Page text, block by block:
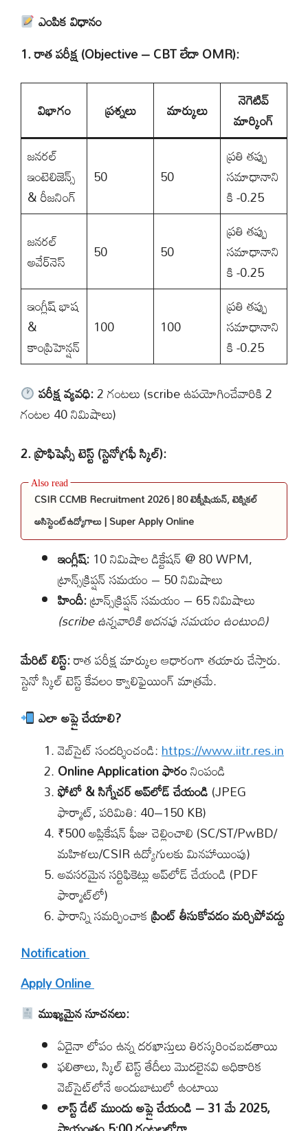
ఎంపిక విధానం
1. రాత పరీక్ష (Objective – CBT లేదా OMR):
విభాగం ప్రశ్నలు మార్కులు
నెగెటివ్
మార్కింగ్
జనరల్
ఇంటెలిజెన్స్
& రీజనింగ్
50 50
ప్రతి తప్పు
సమాధానాని
కి -0.25
జనరల్
అవేర్‌నెస్
50 50
ప్రతి తప్పు
సమాధానాని
కి -0.25
ఇంగ్లీష్ భాష
&
కాంప్రిహెన్షన్
100 100
ప్రతి తప్పు
సమాధానాని
కి -0.25
పరీక్ష వ్యవధి:2 గంటలు (scribe ఉపయోగించేవారికి 2
గంటల 40 నిమిషాలు)
2. ప్రొఫిషెన్సీ టెస్ట్ (స్టెనోగ్రఫీ స్కిల్):
CSIR CCMB Recruitment 2026 | 80 టెక్నీషియన్, టెక్నికల్
అసిస్టెంట్ఉద్యోగాలు | Super Apply Online
ఇంగ్లీష్:10 నిమిషాల డిక్టేషన్ @ 80 WPM,
ట్రాన్స్‌క్రిప్షన్ సమయం – 50 నిమిషాలు
హిందీ:ట్రాన్స్‌క్రిప్షన్ సమయం – 65 నిమిషాలు
(scribe ఉన్నవారికి అదనపు సమయం ఉంటుంది)
మేరిట్ లిస్ట్:రాత పరీక్ష మార్కుల ఆధారంగా తయారు చేస్తారు.
స్టెనో స్కిల్ టెస్ట్ కేవలం క్వాలిఫైయింగ్ మాత్రమే.
ఎలా అప్లై చేయాలి?
వెబ్‌సైట్ సందర్శించండి:https://www.iitr.res.in
Online Application ఫారంనింపండి
ఫోటో & సిగ్నేచర్ అప్‌లోడ్ చేయండి(JPEG
ఫార్మాట్, పరిమితి: 40–150 KB)
₹500 అప్లికేషన్ ఫీజు చెల్లించాలి (SC/ST/PwBD/
మహిళలు/CSIR ఉద్యోగులకు మినహాయింపు)
అవసరమైన సర్టిఫికెట్లు అప్‌లోడ్ చేయండి (PDF
ఫార్మాట్‌లో)
ఫారాన్ని సమర్పించాకప్రింట్‌ తీసుకోవడం మర్చిపోవద్దు
Notification
Apply Online
ముఖ్యమైన సూచనలు:
ఏదైనా లోపం ఉన్న దరఖాస్తులు తిరస్కరించబడతాయి
ఫలితాలు, స్కిల్ టెస్ట్ తేదీలు మొదలైనవి అధికారిక
వెబ్‌సైట్‌లోనే అందుబాటులో ఉంటాయి
లాస్ట్ డేట్ ముందు అప్లై చేయండి – 31 మే 2025,